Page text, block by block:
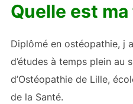
Quelle est
Diplômé en ostéopathie, j
d’études à temps plein au
d’Ostéopathie de Lille,
de la Santé.